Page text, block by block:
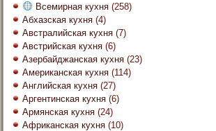
Всемирная кухня (258)
Абхазская кухня (4)
Австралийская кухня (7)
Австрийская кухня (6)
Азербайджанская кухня (23)
Американская кухня (114)
Английская кухня (27)
Аргентинская кухня (6)
Армянская кухня (24)
Африканская кухня (10)